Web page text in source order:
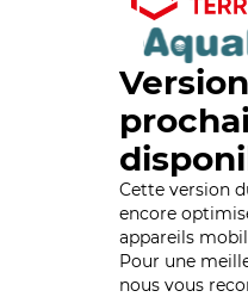
Cette version
encore
appareils
Pour une
nous vous